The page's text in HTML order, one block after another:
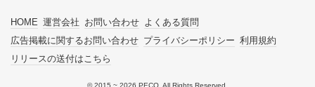
HOME 運営会社 お問い合わせ よくある質問
広告掲載に関するお問い合わせ プライバシーポリシー 利用規約
リリースの送付はこちら
© 2015 ~ 2026 PECO. All Rights Reserved.